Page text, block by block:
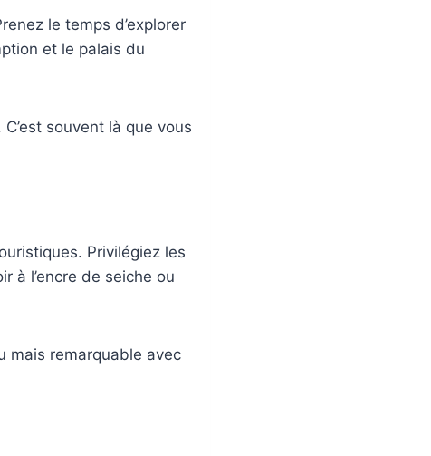
le temps d’explorer
et le palais du
souvent là que vous
Privilégiez les
à l’encre de seiche ou
mais remarquable avec